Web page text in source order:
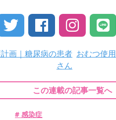
画｜糖尿病の患者
さん
おむつ使
この連載の記事一覧へ
# 感染症